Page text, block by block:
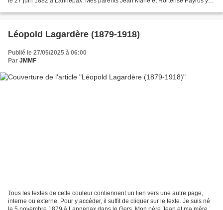
Léopold Lagardère (1879-1918)
Publié le 27/05/2025 à 06:00
Par JMMF
Tous les textes de cette couleur contiennent un lien vers une autre page,
interne ou externe. Pour y accéder, il suffit de cliquer sur le texte. Je suis né